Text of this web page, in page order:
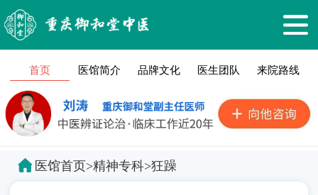
首页 医馆简介 品牌文化 医生团队 来院路线
医馆首页>精神专科>狂躁